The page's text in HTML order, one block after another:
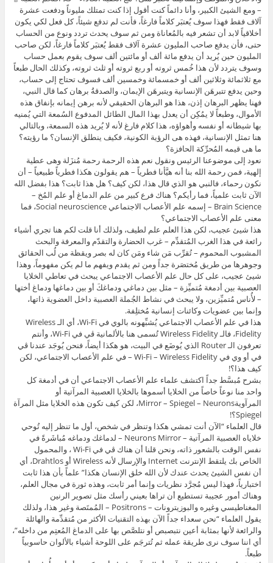
– ومع الشيئ الكبير، وأنا دائماً كنت أقول إذا كنت تمتلك مليوناً ودفعت عشرة
آلاف فقط فهذا سوف يُعتبَر كلاماً فارغاً، فأنت لم تدفع شيئاً، كل فعل لكي يكون
أخلاقياً لابد أن تشعر فيه بالمُعاناة ومن ثم سوف يحدث تردد ونوع من الحساب
حتى، فأن يدفع صاحب المليون عشرة آلاف فقط يُعتبَر كلاماً فارغاً، لكن صاحب
المليون حين يُريد أن يدفع مائة ألف أو مائتين ألف سوف يقوم بعمل حساب
وسوف يتردد لأن هذا خُمس ثروته أو ربع ثروته أو ثلث ثروته، وكذلك الحال طبعاً
مع ثلاثمائة وثلاثين ألف أو خمسمائة وخمسين ألف فسوف تحتاج إلى حساب،
وحين يدفع تتبرهَن الإنسانية ويتبرهَن الإيمان، والصدقةُ برهان كما قال النبي،
فهنا يظهر البرهان إذن، هذا هو البرهان الحقيقي لأنه برهن إيمانه بإنفاق هذه
الأموال، وطبعاً لا يمُكِن أن يعدل بهذا المال الطائل المدفوع السُمعة التي يُمنيه
بها شيطانه أو نفسه وأهواؤه، هذا كلام فارغ لأنه لا يُريد هذه السمعة، وبالتالي
هنا تمثل الإنسانية، فهذه هى الرؤية الكونية، فكيف ينطلق الإنسان؟ ما رؤيته؟
ما هى قيمه المُحرِّكة الحافزة؟
نعود إلى موضوعنا الرئيس ونقول نعم هذه الرحمة رحمة مُنزَلة وهى عطية
إلهية، فمن رحمة الله بنا أنه هيَّأنا فطرياً – هم يقولون هكذا فطرياً طبيعياً – أن
نكون رحماء، فالنبي هو الذي قال هذا، لكن كيف؟ هل هذا ثابت؟ هذا بفضل الله
الآن ثابت علمياً، فما رأيكم؟ هناك فرع كبير من علم الدماغ أو علم المُخ –
Brain Science – إسمه علم الأعصاب الاجتماعي Social neuroscience، فما
معنى علم الأعصاب الاجتماعي؟
هذا شيئ عجيب، لكن هذا العلم علم لطيف، ولذلك أنا قلت لكم هنا تجري أشياء
رائعة في هذا الغرب المُتقدِّم – غرب الحضارة والتقدّم والمعرفة والبحث
المشبوب المحموم – تُقرِّب مَن شاء ومَن كان له بصر ويقظة من لُب الحقائق
وجوهرها من طريق مُختصَرة جداً ومن ثم يقدم ويفهم ما لم يكن مفهوماً، وهذا
شيئ عجيب، على كل حال علم الأعصاب الاجتماعي يبحث في تعاطي الخلايا
العصبية بين أدمغة مُتميِّزة – مثل بين دماغي ودماغكَ أو بين دماغها ودماغ أختها
– لأُناس مُتميِّزين، ولا يبحث في نشاط الجُملة العصبية داخل العضوية ذاتها،
وإنما بين عضويات وكائنات إنسانية مُختلِفة.
هذا في علم الأعصاب الاجتماعي يُشبِّهونه بالوي في Wi-Fi، أي الـ Wireless
Fidelity، فالـ Wireless Fidelity تُسمى هنا بالألمانية ڨي في Wi-Fi، وأنتم
تعرفون الـ Router الذي يُوضَع في البيت، هو هكذا أيضاً، فنحن يُوجَد عندنا ڨي
في أو وي في Wi-Fi – Wireless Fidelity – في علم الأعصاب الاجتماعي، لكن
كيف هذا؟!
بشرح مُبسَّط جداً اكتشف علماء علم الأعصاب الاجتماعي أن في أدمغة كل
واحد منا نوعاً خاصاً من الخلايا أسموها بالخلايا العصبية المرآتية أو
المرآويةMirror – Spiegel – Neurons، لكن كيف تكون هذه الخلايا مثل المرآة
Spiegel؟!
قال العلماء “الآن أنت تمشي هكذا وتنظر في شخص، أول ما تنظر إليه تُوحي
خلاياه العصبية المرآتية – Neurons Mirror – لدماغك ودماغه مُباشَرةً في
نفس الوقت بالشعور ذاته، ونحن قلنا أن هناك ڨي في Wi-Fi ، والمحمول
الخاص بك يلتقط الإنترنت Internet والإرسال لأنه Wireless أو Drahtlos، أي
أن نفس الشيئ يحدث عندك لأن الله خلق الإنسان هكذا” علماً بأن هذا ثابت
اختبارياً، فهذا ليس مُجرَّد نظريات وإنما أمر ثابت، وهذه ثورة في مجال العلم،
وهناك أمور عجيبة تستطيع أن تراها بعيني رأسك مثل تصوير الرنين
المغناطيسي وغيره والبوزيترونات – Positrons – المُمتَصة وغير هذا، ولذلك
يقول العلماء “نحن سعداء جداً الآن بهذه التقنيات الأكثر من مُتقدِّمة والهائلة
والرائعة لأنها بمثابة أعين نتبصبص أو نتلصَّص بها على الدماغ المُعتِم من داخله”،
أي اننا سوف نرى طريقة عمله ثم تُترجَم على اللوحة أشياء بالألوان حاسوبياً
طبعاً.